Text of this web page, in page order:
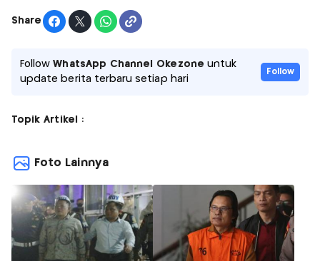
Share
FollowWhatsApp Channel Okezone untuk
update berita terbaru setiap hari
Follow
Topik Artikel :
Foto Lainnya